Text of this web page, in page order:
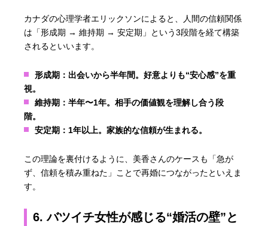
カナダの心理学者エリックソンによると、人間の信頼関係
は「形成期 → 維持期 → 安定期」という3段階を経て構築
されるといいます。
形成期：出会いから半年間。好意よりも“安心感”を重
視。
維持期：半年〜1年。相手の価値観を理解し合う段
階。
安定期：1年以上。家族的な信頼が生まれる。
この理論を裏付けるように、美香さんのケースも「急が
ず、信頼を積み重ねた」ことで再婚につながったといえま
す。
6. バツイチ女性が感じる“婚活の壁”と